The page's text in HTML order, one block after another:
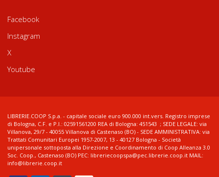
Facebook
Instagram
X
Youtube
LIBRERIE.COOP S.p.a. - capitale sociale euro 900.000 int.vers. Registro imprese
di Bologna, C.F. e P.I.: 02591561200 REA di Bologna: 451543 ; SEDE LEGALE: via
Villanova, 29/7 - 40055 Villanova di Castenaso (BO) - SEDE AMMINISTRATIVA: via
Trattati Comunitari Europei 1957-2007, 13 - 40127 Bologna - Società
unipersonale sottoposta alla Direzione e Coordinamento di Coop Alleanza 3.0
Soc. Coop., Castenaso (BO) PEC: libreriecoopspa@pec.librerie.coop.it MAIL:
info@librerie.coop.it